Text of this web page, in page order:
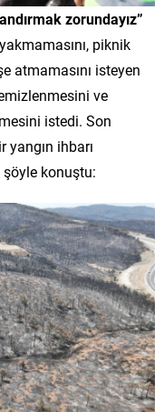
zorundayız”
piknik
atmamasını isteyen
ve
istedi. Son
ihbarı
şöyle konuştu: